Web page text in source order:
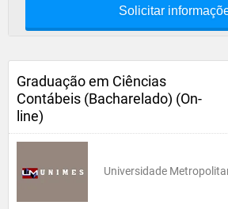
Solicitar
Graduação em Ciências
Contábeis (Bacharelado) (On-
line)
Universidade